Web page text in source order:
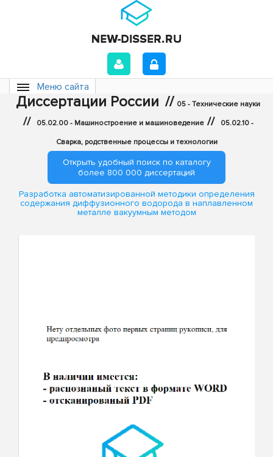
Меню сайта
Диссертации России // 05 - Технические науки
// 05.02.00 - Машиностроение и машиноведение // 05.02.10 -
Сварка, родственные процессы и технологии
Открыть удобный поиск по каталогу
более 800 000 диссертаций
Разработка автоматизированной методики определения
содержания диффузионного водорода в наплавленном
металле вакуумным методом